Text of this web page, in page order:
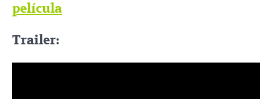
película
Trailer: